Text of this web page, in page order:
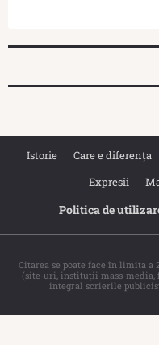
Istorie Care e diferența
Expresii
Politica de
Citarea se poate face în limita a
(site-uri, instituţii mass-media,
integral scrierile